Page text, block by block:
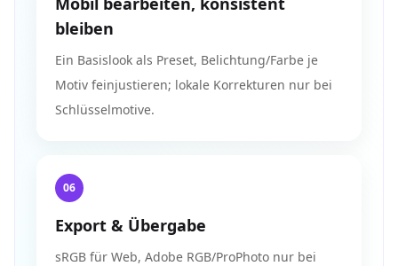
bleiben
Ein Basislook als Preset, Belichtung/Farbe je
Motiv feinjustieren; lokale Korrekturen nur bei
Schlüsselmotive.
06
Export & Übergabe
sRGB für Web, Adobe RGB/ProPhoto nur bei